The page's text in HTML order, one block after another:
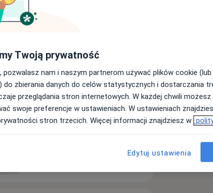
, absolwentem Akademii
ukończyłem w 2003 roku.
w Klinicznym Centrum
Pomorskich Centr
Klinik Serca. W trakcie ponad
poza tym z Oddziałami
jak również byłem
Medycznego oraz uczestniczyłem
oddziału COVID Powiatowego Centrum Zdrowia w Malborku.
się na specjalistycznej
spojrzenie na pacjenta i jego
sercowo - naczyniowych.
Twoją prywatność
pozwalasz nam i naszym partnerom używać plików cookie
do zbierania danych do celów statystycznych i dostarczania
przeglądania stron internetowych. W każdej chwili możesz
swoje preferencje w ustawieniach. W ustawieniach
stron trzecich. Więcej informacji znajdziesz w
Edytuj ustawienia